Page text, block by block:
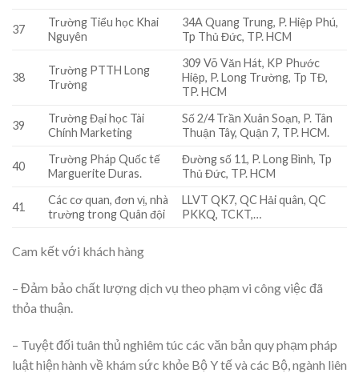
37
Trường Tiểu học Khai
Nguyên
34A Quang Trung, P. Hiệp Phú,
Tp Thủ Đức, TP. HCM
38
Trường PTTH Long
Trường
309 Võ Văn Hát, KP Phước
Hiệp, P. Long Trường, Tp TĐ,
TP. HCM
39
Trường Đại học Tài
Chính Marketing
Số 2/4 Trần Xuân Soạn, P. Tân
Thuận Tây, Quận 7, TP. HCM.
40
Trường Pháp Quốc tế
Marguerite Duras.
Đường số 11, P. Long Bình, Tp
Thủ Đức, TP. HCM
41
Các cơ quan, đơn vị, nhà
trường trong Quân đội
LLVT QK7, QC Hải quân, QC
PKKQ, TCKT,…
Cam kết với khách hàng
– Đảm bảo chất lượng dịch vụ theo phạm vi công việc đã
thỏa thuận.
– Tuyệt đối tuân thủ nghiêm túc các văn bản quy phạm pháp
luật hiện hành về khám sức khỏe Bộ Y tế và các Bộ, ngành liên